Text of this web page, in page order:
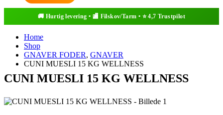
Home
Shop
GNAVER FODER, GNAVER
CUNI MUESLI 15 KG WELLNESS
CUNI MUESLI 15 KG WELLNESS